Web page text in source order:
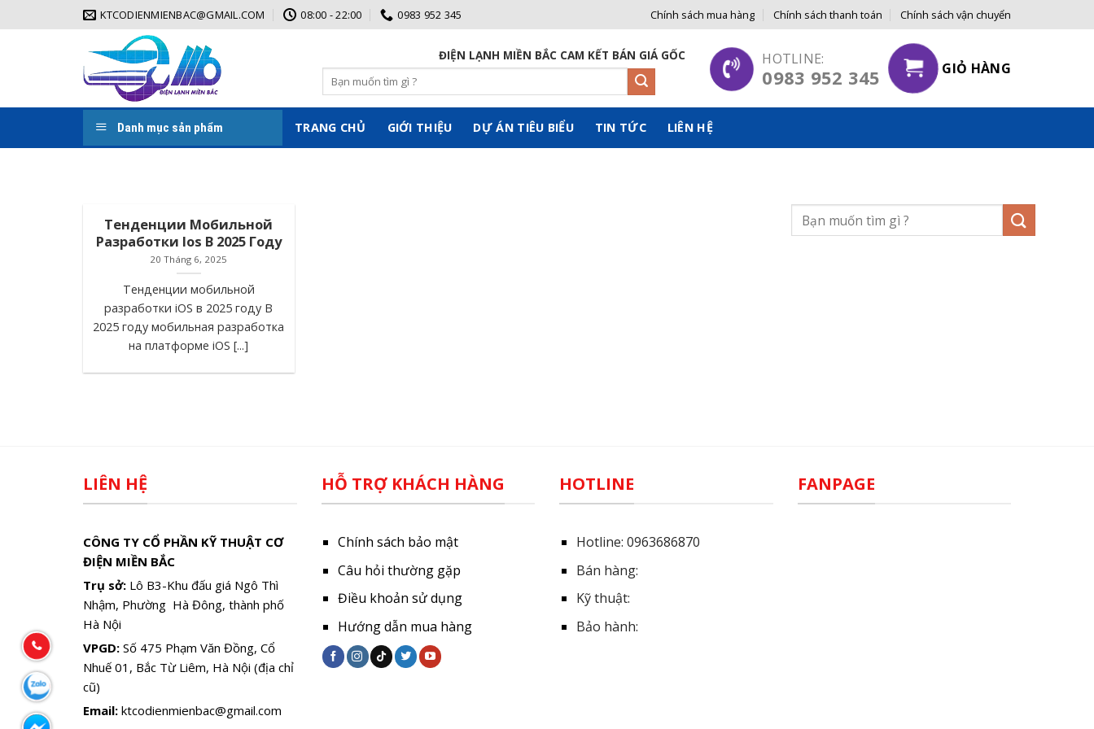
to
KTCODIENMIENBAC@GMAIL.COM 08:00 - 22:00 0983 952 345 Chính sách mua hàng Chính sách thanh toán Chính sách vận chuyển
ĐIỆN LẠNH MIỀN BẮC CAM KẾT BÁN GIÁ GỐC ĐẾN TAY NGƯỜI TIÊU DÙNG
Tìm
kiếm:
HOTLINE:
0983 952 345 GIỎ HÀNG
Danh mục sản phẩm TRANG CHỦ GIỚI THIỆU DỰ ÁN TIÊU BIỂU TIN TỨC LIÊN HỆ
Тенденции Мобильной
Разработки Ios В 2025 Году
20 Tháng 6, 2025
Тенденции мобильной
разработки iOS в 2025 году В
2025 году мобильная разработка
на платформе iOS [...]
LIÊN HỆ
CÔNG TY CỔ PHẦN KỸ THUẬT CƠ
ĐIỆN MIỀN BẮC
Trụ sở: Lô B3-Khu đấu giá Ngô Thì
Nhậm, Phường Hà Đông, thành phố
Hà Nội
VPGD: Số 475 Phạm Văn Đồng, Cổ
Nhuế 01, Bắc Từ Liêm, Hà Nội (địa chỉ
cũ)
Email: ktcodienmienbac@gmail.com
HỖ TRỢ KHÁCH HÀNG
Chính sách bảo mật
Câu hỏi thường gặp
Điều khoản sử dụng
Hướng dẫn mua hàng
HOTLINE
Hotline: 0963686870
Bán hàng:
Kỹ thuật:
Bảo hành:
FANPAGE